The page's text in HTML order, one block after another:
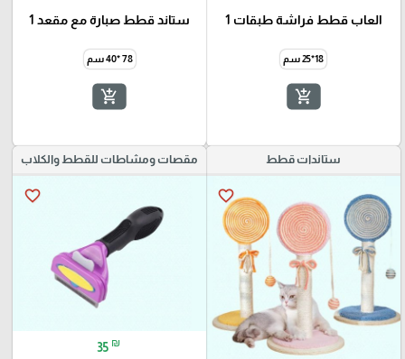
العاب قطط فراشة طبقات 1
18*25 سم
add_shopping_cart
ستاند قطط صبارة مع مقعد 1
78 *40 سم
add_shopping_cart
ستاندات قطط
favorite_border
مقصات ومشاطات للقطط والكلاب
favorite_border
35 ₪